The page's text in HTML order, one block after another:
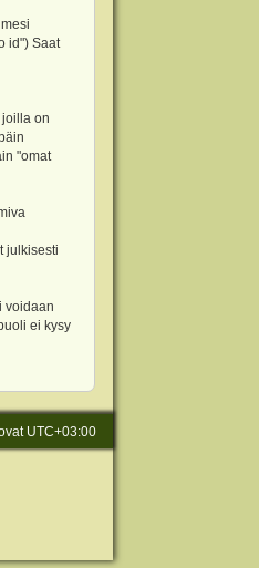
id") Saat
on
"omat
julkisesti
voidaan
ei kysy
UTC+03:00